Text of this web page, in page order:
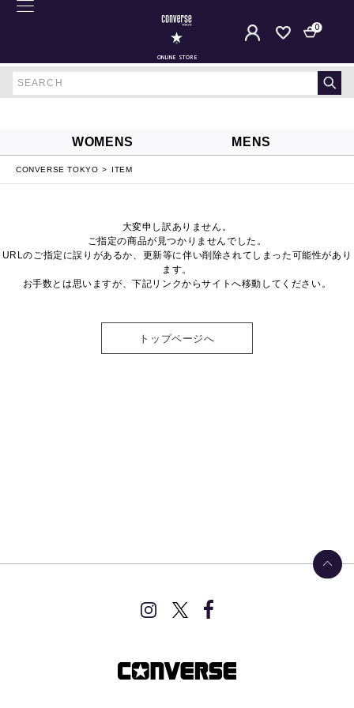
ONLINE STORE
0
WOMENS MENS
CONVERSE TOKYO ITEM
大変申し訳ありません。
ご指定の商品が見つかりませんでした。
URLのご指定に誤りがあるか、更新等に伴い削除されてしまった可能性があり
ます。
お手数とは思いますが、下記リンクからサイトへ移動してください。
トップページへ